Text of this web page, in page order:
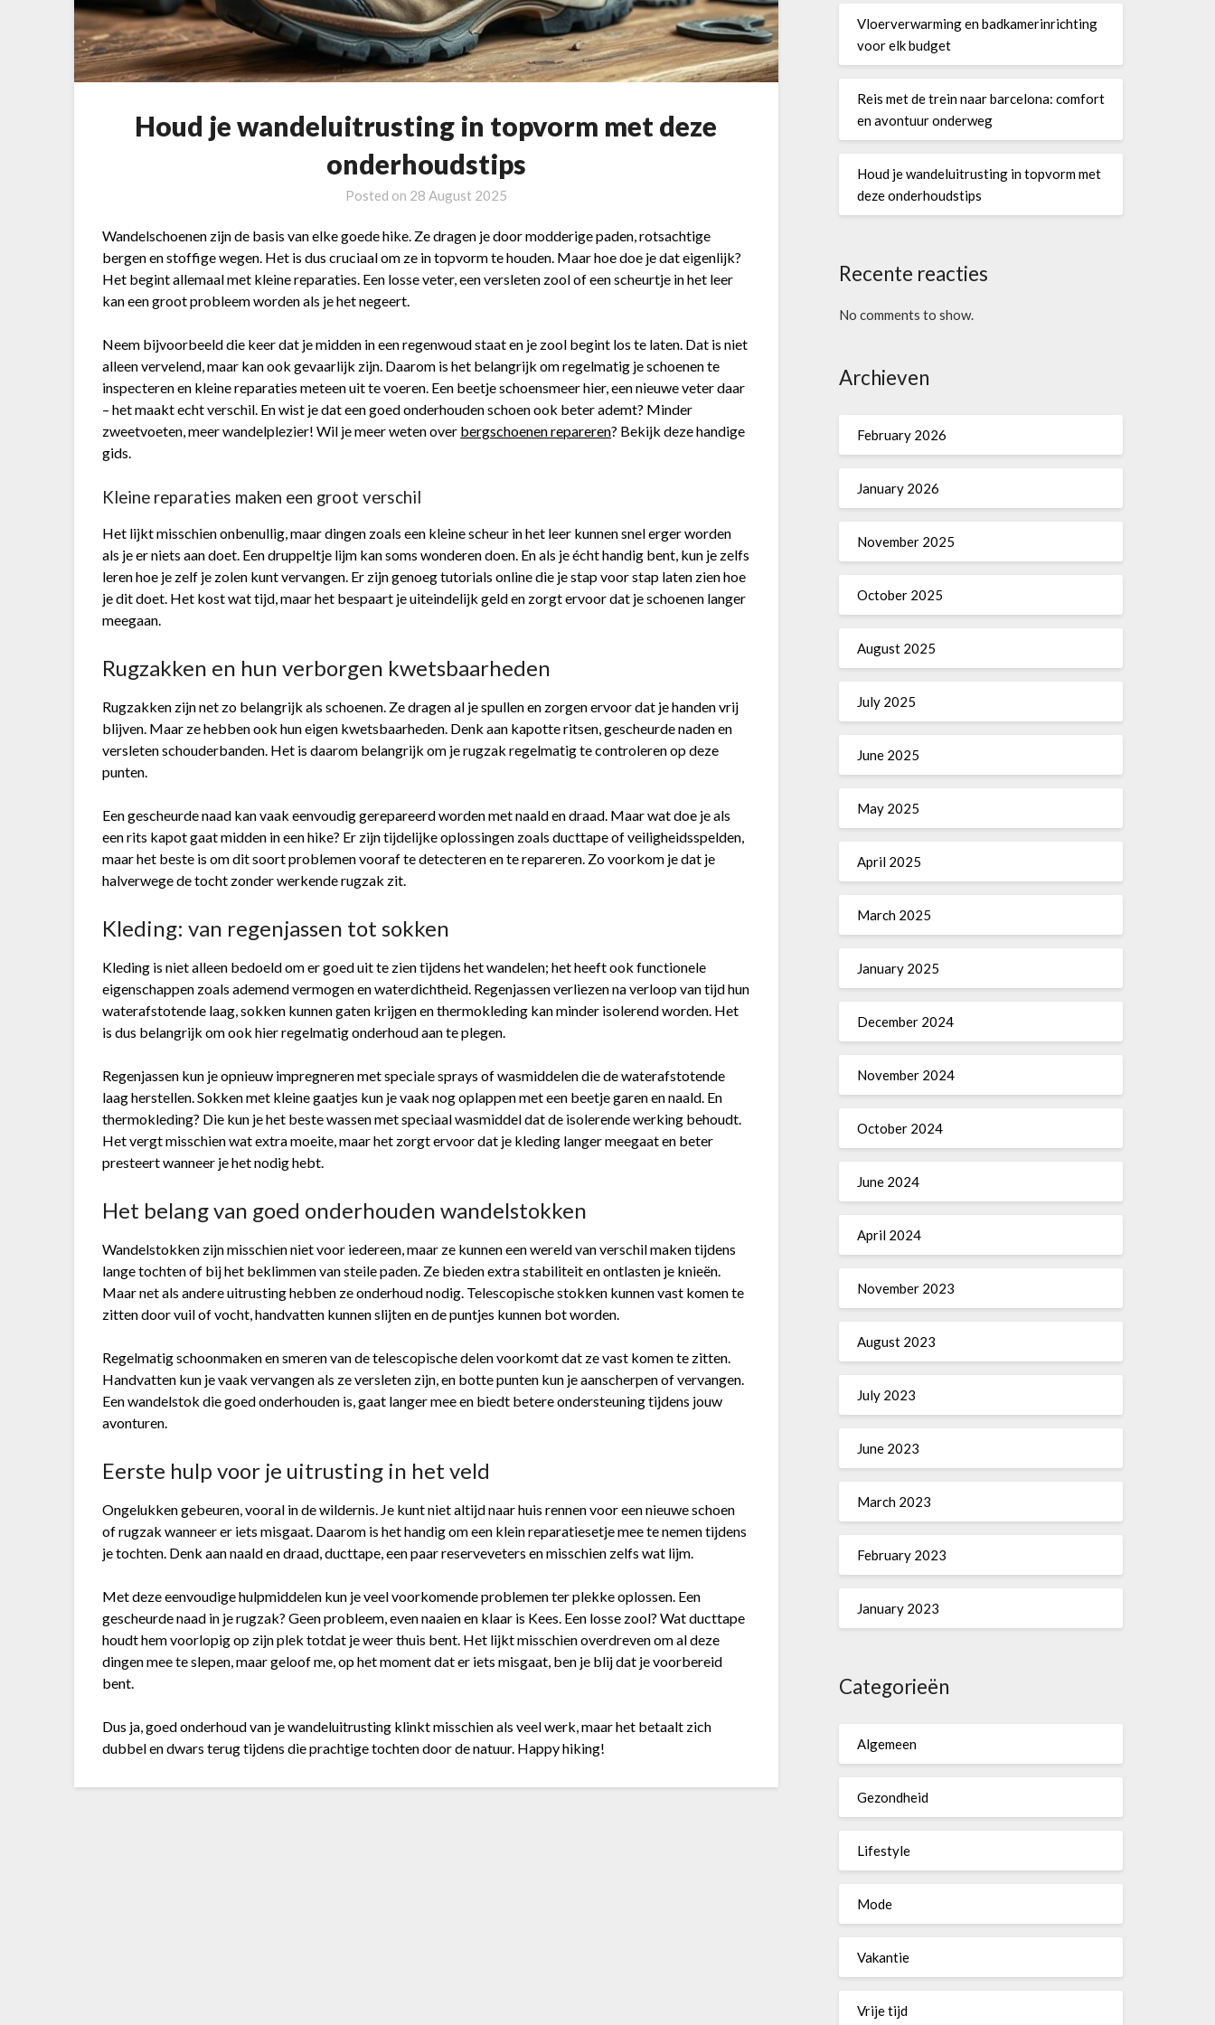
Houd je wandeluitrusting in topvorm met deze
onderhoudstips
Posted on 28 August 2025
Wandelschoenen zijn de basis van elke goede hike. Ze dragen je door modderige paden, rotsachtige
bergen en stoffige wegen. Het is dus cruciaal om ze in topvorm te houden. Maar hoe doe je dat eigenlijk?
Het begint allemaal met kleine reparaties. Een losse veter, een versleten zool of een scheurtje in het leer
kan een groot probleem worden als je het negeert.
Neem bijvoorbeeld die keer dat je midden in een regenwoud staat en je zool begint los te laten. Dat is niet
alleen vervelend, maar kan ook gevaarlijk zijn. Daarom is het belangrijk om regelmatig je schoenen te
inspecteren en kleine reparaties meteen uit te voeren. Een beetje schoensmeer hier, een nieuwe veter daar
– het maakt echt verschil. En wist je dat een goed onderhouden schoen ook beter ademt? Minder
zweetvoeten, meer wandelplezier! Wil je meer weten over bergschoenen repareren? Bekijk deze handige
gids.
Kleine reparaties maken een groot verschil
Het lijkt misschien onbenullig, maar dingen zoals een kleine scheur in het leer kunnen snel erger worden
als je er niets aan doet. Een druppeltje lijm kan soms wonderen doen. En als je écht handig bent, kun je zelfs
leren hoe je zelf je zolen kunt vervangen. Er zijn genoeg tutorials online die je stap voor stap laten zien hoe
je dit doet. Het kost wat tijd, maar het bespaart je uiteindelijk geld en zorgt ervoor dat je schoenen langer
meegaan.
Rugzakken en hun verborgen kwetsbaarheden
Rugzakken zijn net zo belangrijk als schoenen. Ze dragen al je spullen en zorgen ervoor dat je handen vrij
blijven. Maar ze hebben ook hun eigen kwetsbaarheden. Denk aan kapotte ritsen, gescheurde naden en
versleten schouderbanden. Het is daarom belangrijk om je rugzak regelmatig te controleren op deze
punten.
Een gescheurde naad kan vaak eenvoudig gerepareerd worden met naald en draad. Maar wat doe je als
een rits kapot gaat midden in een hike? Er zijn tijdelijke oplossingen zoals ducttape of veiligheidsspelden,
maar het beste is om dit soort problemen vooraf te detecteren en te repareren. Zo voorkom je dat je
halverwege de tocht zonder werkende rugzak zit.
Kleding: van regenjassen tot sokken
Kleding is niet alleen bedoeld om er goed uit te zien tijdens het wandelen; het heeft ook functionele
eigenschappen zoals ademend vermogen en waterdichtheid. Regenjassen verliezen na verloop van tijd hun
waterafstotende laag, sokken kunnen gaten krijgen en thermokleding kan minder isolerend worden. Het
is dus belangrijk om ook hier regelmatig onderhoud aan te plegen.
Regenjassen kun je opnieuw impregneren met speciale sprays of wasmiddelen die de waterafstotende
laag herstellen. Sokken met kleine gaatjes kun je vaak nog oplappen met een beetje garen en naald. En
thermokleding? Die kun je het beste wassen met speciaal wasmiddel dat de isolerende werking behoudt.
Het vergt misschien wat extra moeite, maar het zorgt ervoor dat je kleding langer meegaat en beter
presteert wanneer je het nodig hebt.
Het belang van goed onderhouden wandelstokken
Wandelstokken zijn misschien niet voor iedereen, maar ze kunnen een wereld van verschil maken tijdens
lange tochten of bij het beklimmen van steile paden. Ze bieden extra stabiliteit en ontlasten je knieën.
Maar net als andere uitrusting hebben ze onderhoud nodig. Telescopische stokken kunnen vast komen te
zitten door vuil of vocht, handvatten kunnen slijten en de puntjes kunnen bot worden.
Regelmatig schoonmaken en smeren van de telescopische delen voorkomt dat ze vast komen te zitten.
Handvatten kun je vaak vervangen als ze versleten zijn, en botte punten kun je aanscherpen of vervangen.
Een wandelstok die goed onderhouden is, gaat langer mee en biedt betere ondersteuning tijdens jouw
avonturen.
Eerste hulp voor je uitrusting in het veld
Ongelukken gebeuren, vooral in de wildernis. Je kunt niet altijd naar huis rennen voor een nieuwe schoen
of rugzak wanneer er iets misgaat. Daarom is het handig om een klein reparatiesetje mee te nemen tijdens
je tochten. Denk aan naald en draad, ducttape, een paar reserveveters en misschien zelfs wat lijm.
Met deze eenvoudige hulpmiddelen kun je veel voorkomende problemen ter plekke oplossen. Een
gescheurde naad in je rugzak? Geen probleem, even naaien en klaar is Kees. Een losse zool? Wat ducttape
houdt hem voorlopig op zijn plek totdat je weer thuis bent. Het lijkt misschien overdreven om al deze
dingen mee te slepen, maar geloof me, op het moment dat er iets misgaat, ben je blij dat je voorbereid
bent.
Dus ja, goed onderhoud van je wandeluitrusting klinkt misschien als veel werk, maar het betaalt zich
dubbel en dwars terug tijdens die prachtige tochten door de natuur. Happy hiking!
Vloerverwarming en badkamerinrichting
voor elk budget
Reis met de trein naar barcelona: comfort
en avontuur onderweg
Houd je wandeluitrusting in topvorm met
deze onderhoudstips
Recente reacties
No comments to show.
Archieven
February 2026
January 2026
November 2025
October 2025
August 2025
July 2025
June 2025
May 2025
April 2025
March 2025
January 2025
December 2024
November 2024
October 2024
June 2024
April 2024
November 2023
August 2023
July 2023
June 2023
March 2023
February 2023
January 2023
Categorieën
Algemeen
Gezondheid
Lifestyle
Mode
Vakantie
Vrije tijd